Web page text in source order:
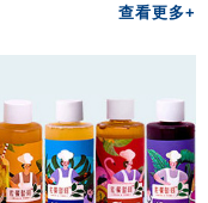
查看更多+